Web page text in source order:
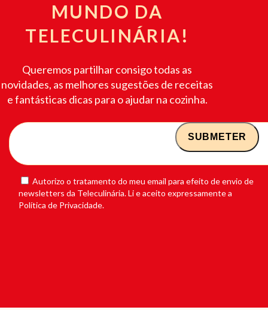
MUNDO DA
TELECULINÁRIA!
Queremos partilhar consigo todas as
novidades, as melhores sugestões de receitas
e fantásticas dicas para o ajudar na cozinha.
Autorizo o tratamento do meu email para efeito de envio de
newsletters da Teleculinária. Li e aceito expressamente a
Política de Privacidade.